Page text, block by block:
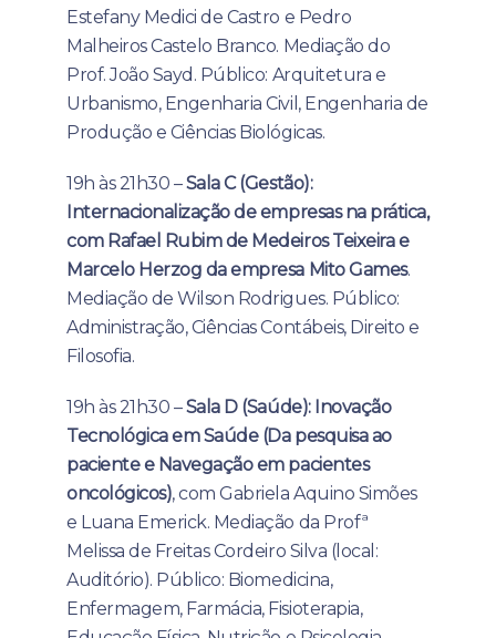
Estefany Medici de Castro e Pedro
Malheiros Castelo Branco. Mediação do
Prof. João Sayd. Público: Arquitetura e
Urbanismo, Engenharia Civil, Engenharia de
Produção e Ciências Biológicas.
19h às 21h30 –Sala C (Gestão):
Internacionalização de empresas na prática,
com Rafael Rubim de Medeiros Teixeira e
Marcelo Herzog da empresa Mito Games.
Mediação de Wilson Rodrigues. Público:
Administração, Ciências Contábeis, Direito e
Filosofia.
19h às 21h30 –Sala D (Saúde): Inovação
Tecnológica em Saúde (Da pesquisa ao
paciente e Navegação em pacientes
oncológicos), com Gabriela Aquino Simões
e Luana Emerick. Mediação da Profª
Melissa de Freitas Cordeiro Silva (local:
Auditório). Público: Biomedicina,
Enfermagem, Farmácia, Fisioterapia,